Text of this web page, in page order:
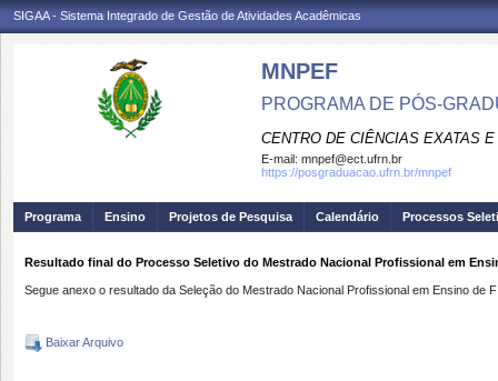
SIGAA - Sistema Integrado de Gestão de Atividades Acadêmicas
MNPEF
PROGRAMA DE PÓS-
CENTRO DE CIÊNCIAS EXATAS
E-mail: mnpef@ect.ufrn.br
https://posgraduacao.ufrn.br/mnpef
Programa Ensino Projetos de Pesquisa Calendário Processos
Resultado final do Processo Seletivo do Mestrado Nacional Profissional em
Segue anexo o resultado da Seleção do Mestrado Nacional Profissional em Ensino de
Baixar Arquivo